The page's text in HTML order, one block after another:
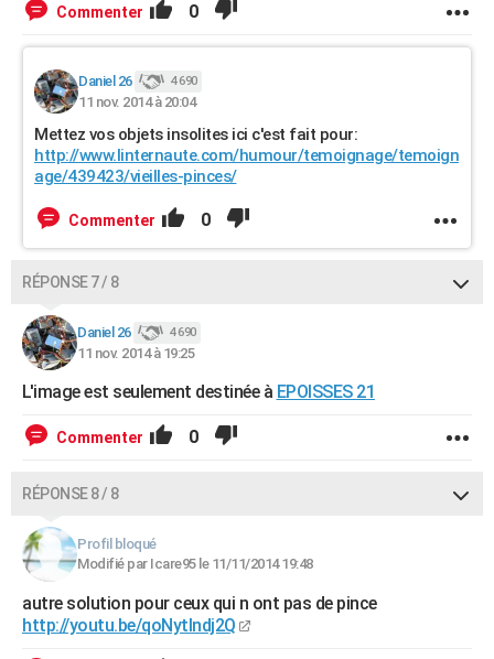
Commenter 0
Daniel 26 4 690
11 nov. 2014 à 20:04
Mettez vos objets insolites ici c'est fait pour:
http://www.linternaute.com/humour/temoignage/temoign
age/439423/vieilles-pinces/
Commenter 0
RÉPONSE 7 / 8
Daniel 26 4 690
11 nov. 2014 à 19:25
L'image est seulement destinée à EPOISSES 21
Commenter 0
RÉPONSE 8 / 8
Profil bloqué
Modifié par Icare95 le 11/11/2014 19:48
autre solution pour ceux qui n ont pas de pince
http://youtu.be/qoNytlndj2Q